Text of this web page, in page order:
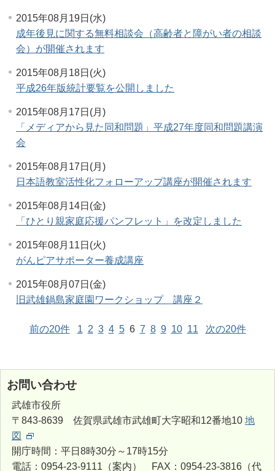
2015年08月19日(水)
成年後見に関する無料相談会（高齢者と障がい者の相談
会）が開催されます
2015年08月18日(火)
平成26年版統計要覧を公開しました
2015年08月17日(月)
「メディアから見た同和問題」平成27年度同和問題講演
会
2015年08月17日(月)
日本語教室活性化フォローアップ講座が開催されます
2015年08月14日(金)
「ひとり親家庭応援パンフレット」を改定しました
2015年08月11日(火)
がんピアサポーター養成講座
2015年08月07日(金)
旧武雄鍋島家庭園ワークショップ 講座２
前の20件 1 2 3 4 5 6 7 8 9 10 11 次の20件
お問い合わせ
武雄市役所
〒843-8639 佐賀県武雄市武雄町大字昭和12番地10 地
図
開庁時間：平日8時30分～17時15分
電話：0954-23-9111（案内） FAX：0954-23-3816（代